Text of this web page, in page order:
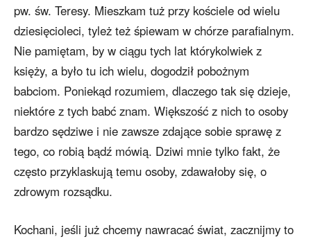
pw. św. Teresy. Mieszkam tuż przy kościele od wielu
dziesięcioleci, tyleż też śpiewam w chórze parafialnym.
Nie pamiętam, by w ciągu tych lat którykolwiek z
księży, a było tu ich wielu, dogodził pobożnym
babciom. Poniekąd rozumiem, dlaczego tak się dzieje,
niektóre z tych babć znam. Większość z nich to osoby
bardzo sędziwe i nie zawsze zdające sobie sprawę z
tego, co robią bądź mówią. Dziwi mnie tylko fakt, że
często przyklaskują temu osoby, zdawałoby się, o
zdrowym rozsądku.
Kochani, jeśli już chcemy nawracać świat, zacznijmy to